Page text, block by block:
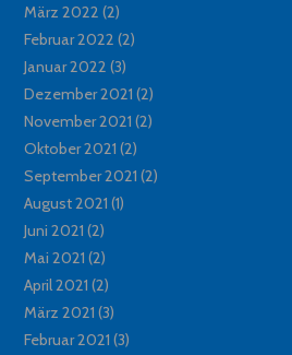
März 2022 (2)
Februar 2022 (2)
Januar 2022 (3)
Dezember 2021 (2)
November 2021 (2)
Oktober 2021 (2)
September 2021 (2)
August 2021 (1)
Juni 2021 (2)
Mai 2021 (2)
April 2021 (2)
März 2021 (3)
Februar 2021 (3)